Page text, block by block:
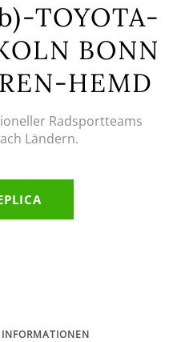
TOYOTA-
BONN
HEMD
Radsportteams
Ländern.